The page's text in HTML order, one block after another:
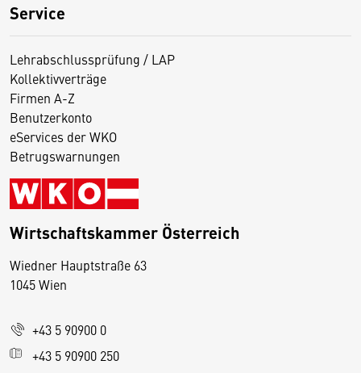
Service
Lehrabschlussprüfung / LAP
Kollektivverträge
Firmen A-Z
Benutzerkonto
eServices der WKO
Betrugswarnungen
Wirtschaftskammer Österreich
Wiedner Hauptstraße 63
1045 Wien
+43 5 90900 0
+43 5 90900 250
D
s
e